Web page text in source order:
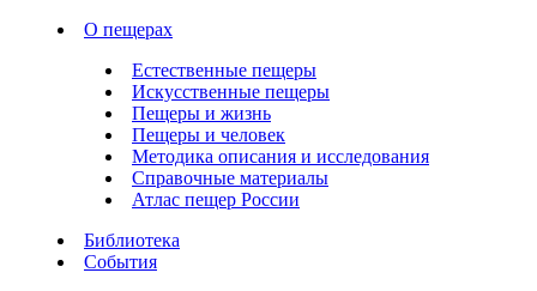
О пещерах
Естественные пещеры
Искусственные пещеры
Пещеры и жизнь
Пещеры и человек
Методика описания и исследования
Справочные материалы
Атлас пещер России
Библиотека
События